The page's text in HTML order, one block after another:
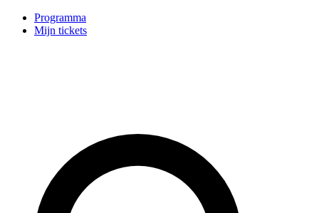
Programma
Mijn tickets